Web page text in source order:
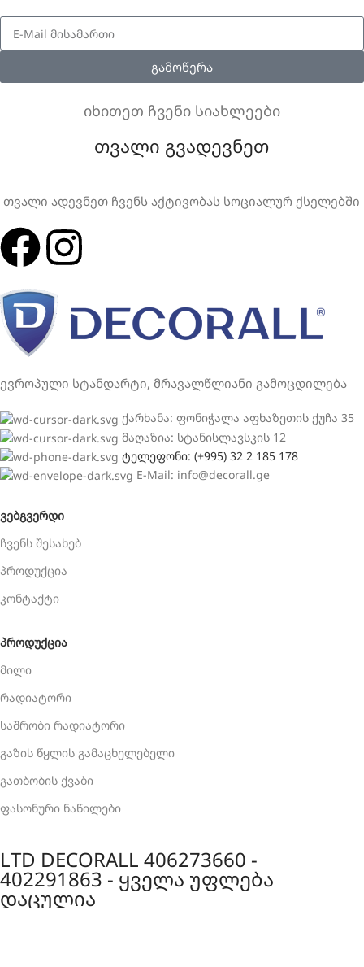
გამოწერა
იხითეთ ჩვენი სიახლეები
თვალი გვადევნეთ
თვალი ადევნეთ ჩვენს აქტივობას სოციალურ ქსელებში
ევროპული სტანდარტი, მრავალწლიანი გამოცდილება
ქარხანა: ფონიჭალა აფხაზეთის ქუჩა 35
მაღაზია: სტანისლავსკის 12
ტელეფონი: (+995) 32 2 185 178
E-Mail: info@decorall.ge
ᲕᲔᲑᲒᲕᲔᲠᲓᲘ
ჩვენს შესახებ
პროდუქცია
კონტაქტი
ᲞᲠᲝᲓᲣᲥᲪᲘᲐ
მილი
რადიატორი
საშრობი რადიატორი
გაზის წყლის გამაცხელებელი
გათბობის ქვაბი
ფასონური ნაწილები
LTD DECORALL 406273660 -
402291863 - ყველა უფლება
დაცულია